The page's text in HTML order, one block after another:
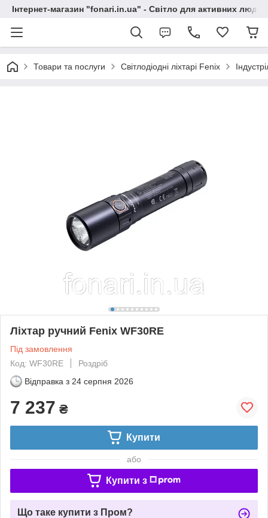
Інтернет-магазин "fonari.in.ua" - Світло для активних людей
Товари та послуги Світлодіодні ліхтарі Fenix
Ліхтар ручний Fenix WF30RE
Під замовлення
Код: WF30RE
Роздріб
Відправка з 24 серпня 2026
7 237 ₴
Купити
або
Купити з
Що таке купити з Пром?